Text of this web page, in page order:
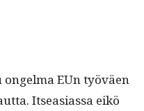
EUn työväen
Itseasi­as­sa eikö